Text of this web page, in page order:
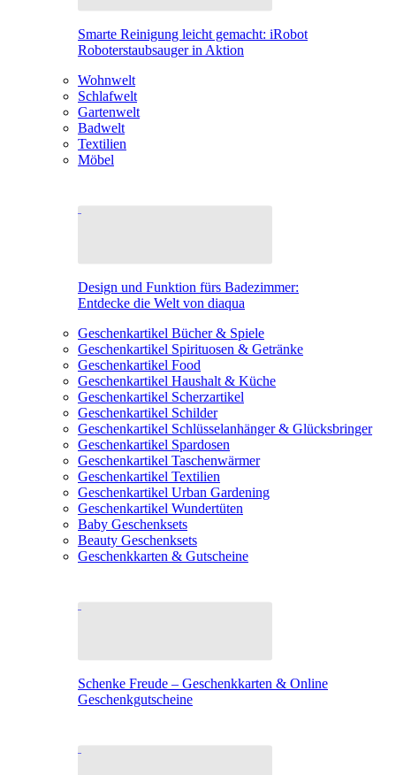
Smarte Reinigung leicht gemacht: iRobot
Roboterstaubsauger in Aktion
Wohnwelt
Schlafwelt
Gartenwelt
Badwelt
Textilien
Möbel
Design und Funktion fürs Badezimmer:
Entdecke die Welt von diaqua
Geschenkartikel Bücher & Spiele
Geschenkartikel Spirituosen & Getränke
Geschenkartikel Food
Geschenkartikel Haushalt & Küche
Geschenkartikel Scherzartikel
Geschenkartikel Schilder
Geschenkartikel Schlüsselanhänger & Glücksbringer
Geschenkartikel Spardosen
Geschenkartikel Taschenwärmer
Geschenkartikel Textilien
Geschenkartikel Urban Gardening
Geschenkartikel Wundertüten
Baby Geschenksets
Beauty Geschenksets
Geschenkkarten & Gutscheine
Schenke Freude – Geschenkkarten & Online
Geschenkgutscheine